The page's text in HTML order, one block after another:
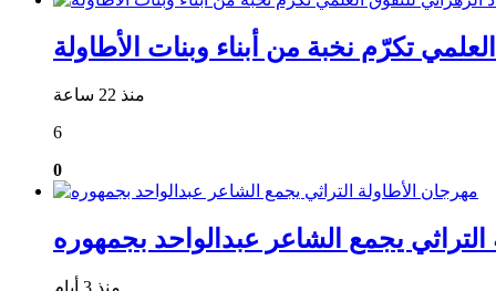
تكرّم نخبة من أبناء وبنات الأطاولة
منذ 22 ساعة
6
0
التراثي يجمع الشاعر عبدالواحد بجمهوره